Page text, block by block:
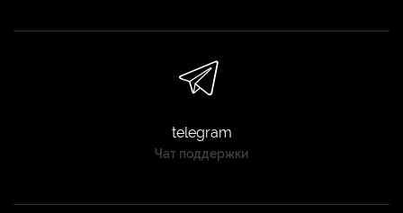
telegram
Чат поддержки